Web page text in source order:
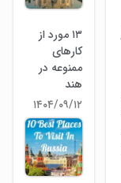
۱۳ مورد از
کارهای
ممنوعه در
هند
۱۴۰۴/۰۹/۱۲